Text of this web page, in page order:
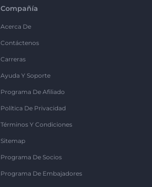
Compañía
Acerca De
Contáctenos
Carreras
Ayuda Y Soporte
Programa De Afiliado
Política De Privacidad
Términos Y Condiciones
Sitemap
Programa De Socios
Programa De Embajadores